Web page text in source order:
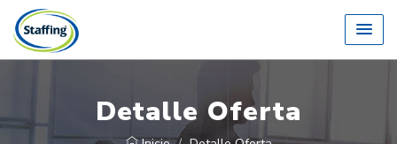
Detalle Oferta